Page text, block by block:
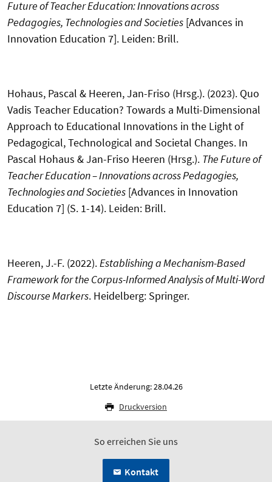
Future of Teacher Education: Innovations across
Pedagogies, Technologies and Societies [Advances in
Innovation Education 7]. Leiden: Brill.
Hohaus, Pascal & Heeren, Jan-Friso (Hrsg.). (2023). Quo
Vadis Teacher Education? Towards a Multi-Dimensional
Approach to Educational Innovations in the Light of
Pedagogical, Technological and Societal Changes. In
Pascal Hohaus & Jan-Friso Heeren (Hrsg.). The Future of
Teacher Education – Innovations across Pedagogies,
Technologies and Societies [Advances in Innovation
Education 7] (S. 1-14). Leiden: Brill.
Heeren, J.-F. (2022).Establishing a Mechanism-Based
Framework for the Corpus-Informed Analysis of Multi-Word
Discourse Markers. Heidelberg: Springer.
Letzte Änderung: 28.04.26
Druckversion
So erreichen Sie uns
Kontakt